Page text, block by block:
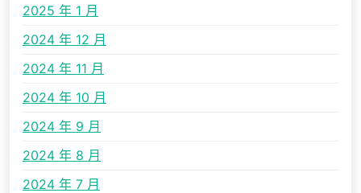
2025 年 1 月
2024 年 12 月
2024 年 11 月
2024 年 10 月
2024 年 9 月
2024 年 8 月
2024 年 7 月